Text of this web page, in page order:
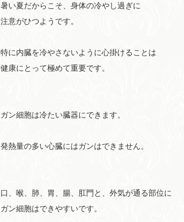
暑い夏だからこそ、身体の冷やし過ぎに
注意がひつようです。
特に内臓を冷やさないように心掛けることは
健康にとって極めて重要です。
ガン細胞は冷たい臓器にできます。
発熱量の多い心臓にはガンはできません。
口、喉、肺、胃、腸、肛門と、外気が通る部位に
ガン細胞はできやすいです。